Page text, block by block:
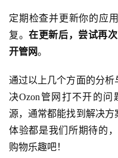
定期检查并更新你的应
复。在更新后，尝试再
开管网。
通过以上几个方面的分
决Ozon管网打不开的
源，通常都能找到解决
体验都是我们所期待的
购物乐趣吧！